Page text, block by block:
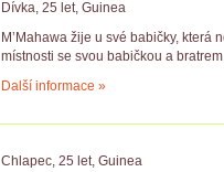
Dívka, 25 let, Guinea
M’Mahawa žije u své babičky, která
místnosti se svou babičkou a bratrem.
Další informace »
Chlapec, 25 let, Guinea